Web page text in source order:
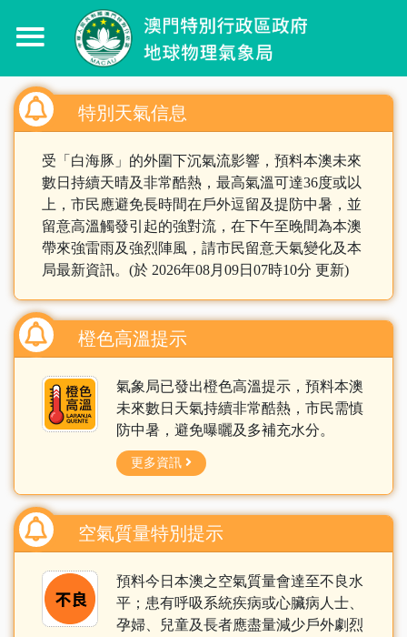
特別天氣信息
受「白海豚」的外圍下沉氣流影響，預料本澳未來
數日持續天晴及非常酷熱，最高氣溫可達36度或以
上，市民應避免長時間在戶外逗留及提防中暑，並
留意高溫觸發引起的強對流，在下午至晚間為本澳
帶來強雷雨及強烈陣風，請市民留意天氣變化及本
局最新資訊。(於 2026年08月09日07時10分 更新)
橙色高溫提示
氣象局已發出橙色高溫提示，預料本澳
未來數日天氣持續非常酷熱，市民需慎
防中暑，避免曝曬及多補充水分。
更多資訊
空氣質量特別提示
預料今日本澳之空氣質量會達至不良水
平；患有呼吸系統疾病或心臟病人士、
孕婦、兒童及長者應盡量減少戶外劇烈